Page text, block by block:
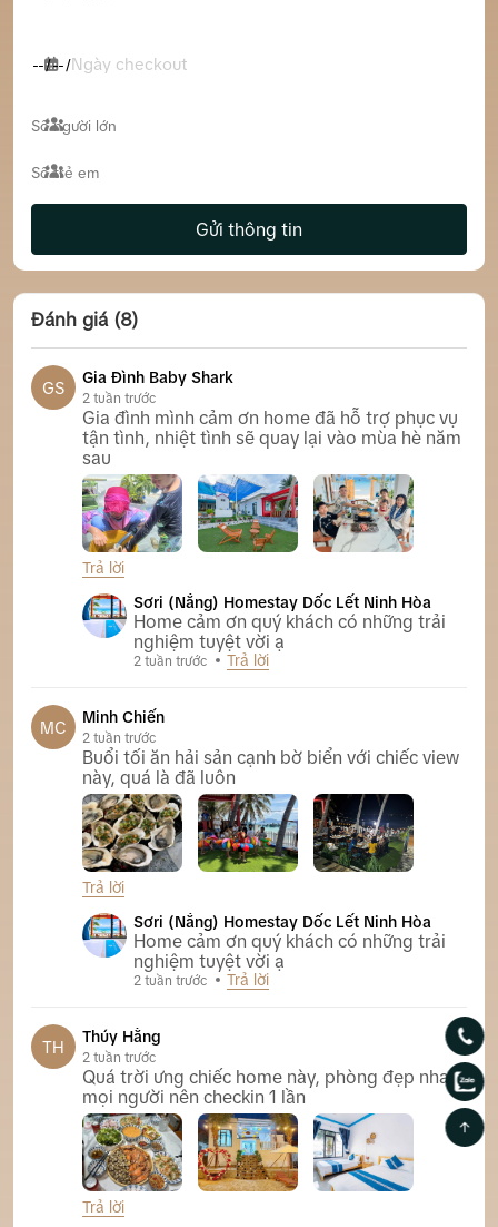
Ngày checkout
Gửi thông tin
Đánh giá (8)
GS
Gia Đình Baby Shark
2 tuần trước
Gia đình mình cảm ơn home đã hỗ trợ phục vụ
tận tình, nhiệt tình sẽ quay lại vào mùa hè năm
sau
Trả lời
Sơri (Nắng) Homestay Dốc Lết Ninh Hòa
Home cảm ơn quý khách có những trải
nghiệm tuyệt vời ạ
2 tuần trước Trả lời
MC
Minh Chiến
2 tuần trước
Buổi tối ăn hải sản cạnh bờ biển với chiếc view
này, quá là đã luôn
Trả lời
Sơri (Nắng) Homestay Dốc Lết Ninh Hòa
Home cảm ơn quý khách có những trải
nghiệm tuyệt vời ạ
2 tuần trước Trả lời
TH
Thúy Hằng
2 tuần trước
Quá trời ưng chiếc home này, phòng đẹp nha
mọi người nên checkin 1 lần
Trả lời